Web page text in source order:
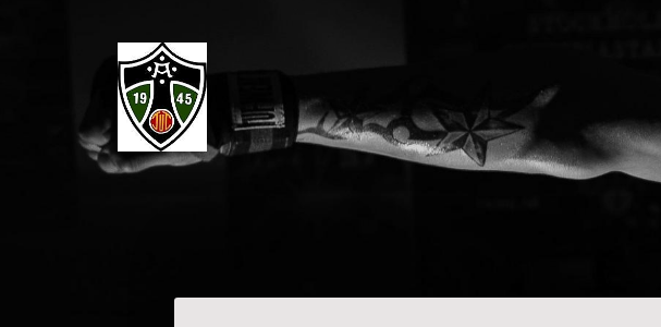
V ja U-Seura Turun Teräs ry